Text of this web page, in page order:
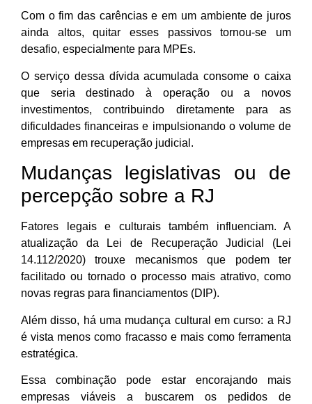
Com o fim das carências e em um ambiente de juros
ainda altos, quitar esses passivos tornou-se um
desafio, especialmente para MPEs.
O serviço dessa dívida acumulada consome o caixa
que seria destinado à operação ou a novos
investimentos, contribuindo diretamente para as
dificuldades financeiras e impulsionando o volume de
empresas em recuperação judicial.
Mudanças legislativas ou de
percepção sobre a RJ
Fatores legais e culturais também influenciam. A
atualização da Lei de Recuperação Judicial (Lei
14.112/2020) trouxe mecanismos que podem ter
facilitado ou tornado o processo mais atrativo, como
novas regras para financiamentos (DIP).
Além disso, há uma mudança cultural em curso: a RJ
é vista menos como fracasso e mais como ferramenta
estratégica.
Essa combinação pode estar encorajando mais
empresas viáveis a buscarem os pedidos de